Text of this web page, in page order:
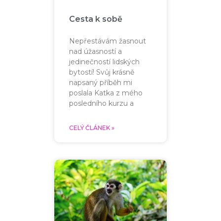
Cesta k sobě
Nepřestávám žasnout
nad úžasností a
jedinečností lidských
bytostí! Svůj krásně
napsaný příběh mi
poslala Katka z mého
posledního kurzu a
CELÝ ČLÁNEK »